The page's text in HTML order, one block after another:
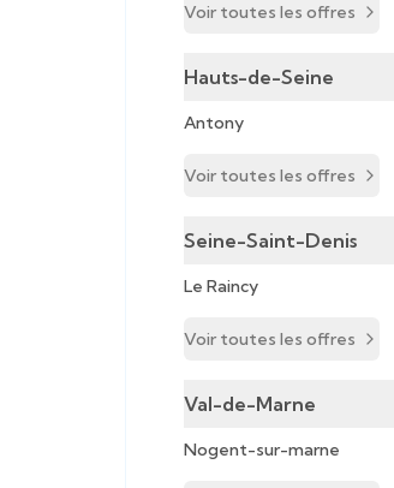
Voir toutes les offres
Hauts-de-Seine
Antony
Voir toutes les offres
Seine-Saint-Denis
Le Raincy
Voir toutes les offres
Val-de-Marne
Nogent-sur-marne